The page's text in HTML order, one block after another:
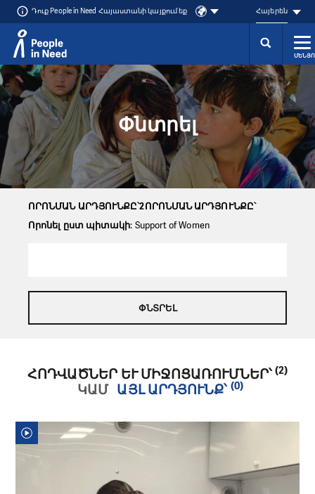
Přeskočit na obsah
Դուք People in Need Հայաստանի կայքում եք Հայերեն
Փնտրել
ՈՐՈՆՄԱՆ ԱՐԴՅՈՒՆՔԸ՝2ՈՐՈՆՄԱՆ ԱՐԴՅՈՒՆՔԸ՝
Որոնել ըստ պիտակի: Support of Women
ՀՈԴՎԱԾՆԵՐ ԵՒ ՄԻՋՈՑԱՌՈՒՄՆԵՐ՝ (2)
ԿԱՄ ԱՅԼ ԱՐԴՅՈՒՆՔ՝ (0)